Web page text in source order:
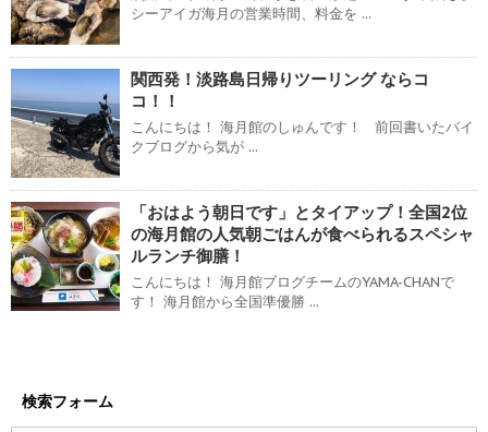
シーアイガ海月の営業時間、料金を ...
関西発！淡路島日帰りツーリング ならコ
コ！！
こんにちは！ 海月館のしゅんです！ 前回書いたバイ
クブログから気が ...
「おはよう朝日です」とタイアップ！全国2位
の海月館の人気朝ごはんが食べられるスペシャ
ルランチ御膳！
こんにちは！ 海月館ブログチームのYAMA-CHANで
す！ 海月館から全国準優勝 ...
検索フォーム